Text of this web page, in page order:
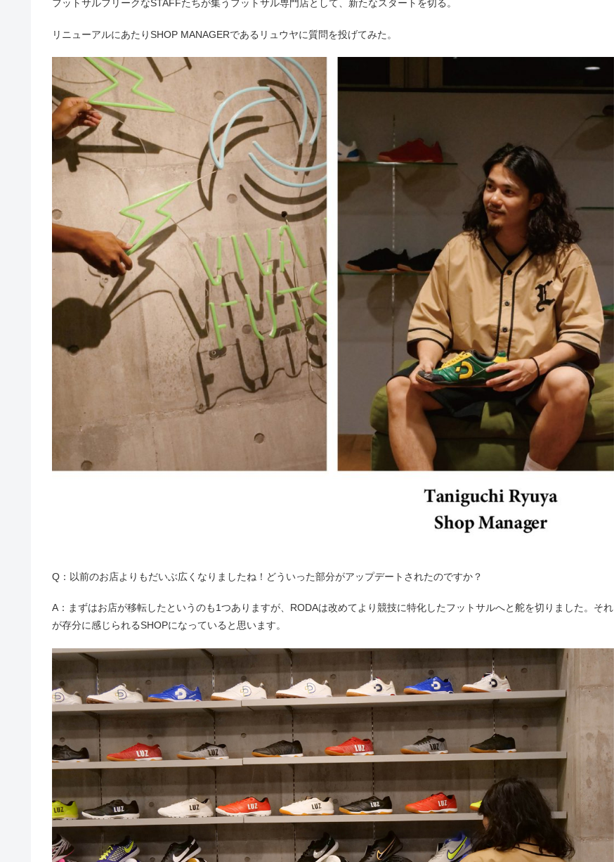
フットサルフリークなSTAFFたちが集うフットサル専門店として、新たなスタートを切る。
リニューアルにあたりSHOP MANAGERであるリュウヤに質問を投げてみた。
Q：以前のお店よりもだいぶ広くなりましたね！どういった部分がアップデートされたのですか？
A：まずはお店が移転したというのも1つありますが、RODAは改めてより競技に特化したフットサルへと舵を切りました。それ
が存分に感じられるSHOPになっていると思います。